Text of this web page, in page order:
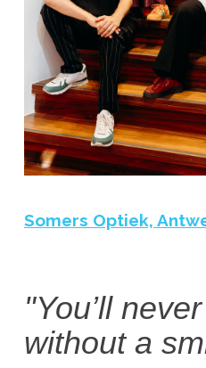
Somers Optiek,
"You’ll
without a